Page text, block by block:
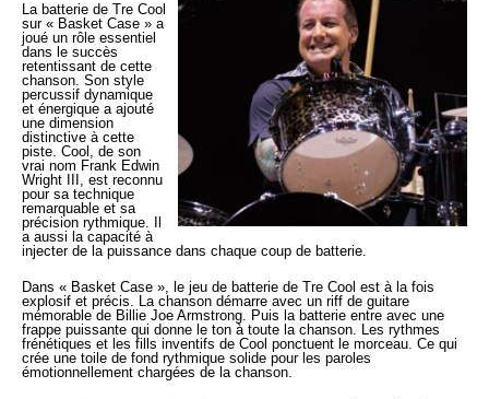
La batterie de Tre Cool
sur « Basket Case » a
joué un rôle essentiel
dans le succès
retentissant de cette
chanson. Son style
percussif dynamique
et énergique a ajouté
une dimension
distinctive à cette
piste. Cool, de son
vrai nom Frank Edwin
Wright III, est reconnu
pour sa technique
remarquable et sa
précision rythmique. Il
a aussi la capacité à
injecter de la puissance dans chaque coup de batterie.
Dans « Basket Case », le jeu de batterie de Tre Cool est à la fois
explosif et précis. La chanson démarre avec un riff de guitare
mémorable de Billie Joe Armstrong. Puis la batterie entre avec une
frappe puissante qui donne le ton à toute la chanson. Les rythmes
frénétiques et les fills inventifs de Cool ponctuent le morceau. Ce qui
crée une toile de fond rythmique solide pour les paroles
émotionnellement chargées de la chanson.